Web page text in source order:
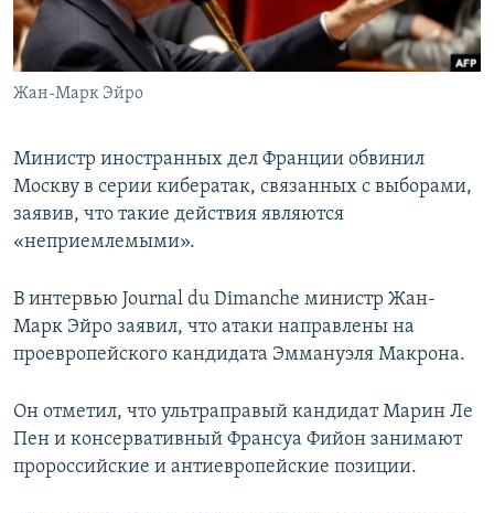
ПОБЕДИТЕЛЕЙ НЕ СУДЯТ?
КРЫМ.НЕПОКОРЕННЫЙ
ELIFBE
ПРИСОЕДИНЯЙТЕСЬ!
Все сайты RFE/RL
Жан-Марк Эйро
Министр иностранных дел Франции обвинил
Москву в серии кибератак, связанных с выборами,
заявив, что такие действия являются
«неприемлемыми».
В интервью Journal du Dimanche министр Жан-
Марк Эйро заявил, что атаки направлены на
проевропейского кандидата Эммануэля Макрона.
Он отметил, что ультраправый кандидат Марин Ле
Пен и консервативный Франсуа Фийон занимают
пророссийские и антиевропейские позиции.